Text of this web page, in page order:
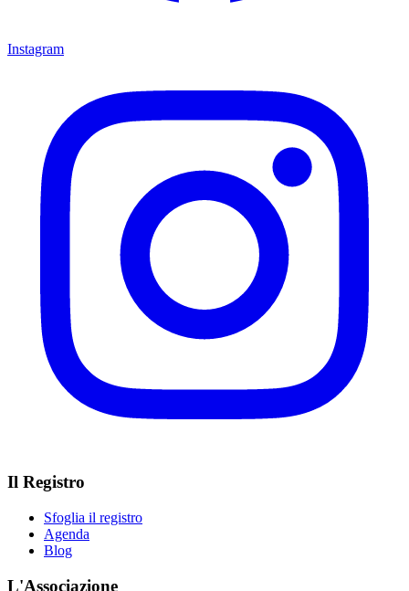
Instagram
Il Registro
Sfoglia il registro
Agenda
Blog
L'Associazione